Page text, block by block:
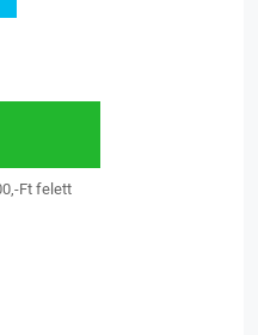
Ft felett